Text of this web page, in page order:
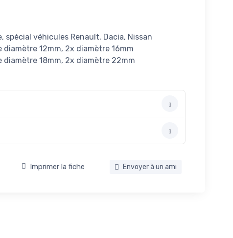
spécial véhicules Renault, Dacia, Nissan
12mm, 2x diamètre 16mm
diamètre 18mm, 2x diamètre 22mm
Imprimer la fiche Envoyer à un ami